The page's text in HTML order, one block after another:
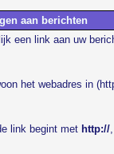
aan berichten
een link aan uw
het webadres in
link begint met http://,